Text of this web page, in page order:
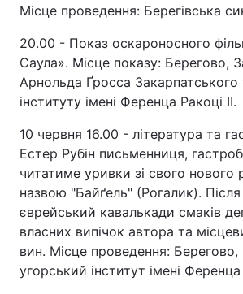
Місце проведення: Берегівська
20.00 - Показ оскароносного
Саула». Місце показу: Берегово,
Арнольда Ґросса Закарпатського
інституту імені Ференца Ракоці II.
10 червня 16.00 - література та
Естер Рубін письменниця,
читатиме уривки зі свого нового
назвою "Байґель" (Рогалик). Після
єврейський кавалькади смаків
власних випічок автора та
вин. Місце проведення: Берегово,
угорський інститут імені Ференца